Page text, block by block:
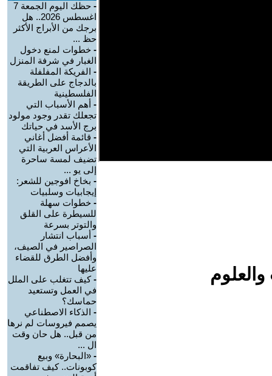
-
حظك اليوم الجمعة 7
اغسطس 2026.. هل
برجك من الأبراج الأكثر
حظ ...
- خطوات لمنع دخول
الغبار في شرفة المنزل
- الفريكة المفلفلة
بالدجاج على الطريقة
الفلسطينية
- أهم الأسباب التي
تجعلك تقدر وجود مولود
برج الأسد في حياتك
- قائمة أفضل أغاني
الأعراس العربية التي
تضيف لمسة ساحرة
إلى يو ...
- بخاخ افوجين للشعر:
إيجابيات وسلبيات
- خطوات سهلة
للسيطرة على القلق
والتوتر بسرعة
- أسباب انتشار
الصراصير في الصيف،
وأفضل الطرق للقضاء
عليها
-كيف تتغلب على الملل
في العمل وتستعيد
حماسك؟
- الذكاء الاصطناعي
يصمم فيروسات لم نرها
من قبل.. هل حان وقت
ال ...
- «البحارة» وبيع
كوبونات.. كيف تفاقمت